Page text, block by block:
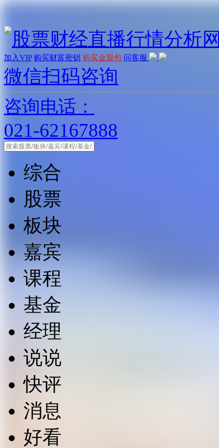
加入VIP 购买财富密钥 购买金股包 问客服
微信扫码咨询
咨询电话：
021-62167888
综合
股票
板块
嘉宾
课程
基金
经理
说说
快评
消息
好看